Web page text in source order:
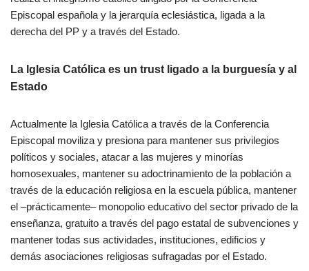
Episcopal española y la jerarquía eclesiástica, ligada a la
derecha del PP y a través del Estado.
La Iglesia Católica es un trust ligado a la burguesía y al
Estado
Actualmente la Iglesia Católica a través de la Conferencia
Episcopal moviliza y presiona para mantener sus privilegios
políticos y sociales, atacar a las mujeres y minorías
homosexuales, mantener su adoctrinamiento de la población a
través de la educación religiosa en la escuela pública, mantener
el –prácticamente– monopolio educativo del sector privado de la
enseñanza, gratuito a través del pago estatal de subvenciones y
mantener todas sus actividades, instituciones, edificios y
demás asociaciones religiosas sufragadas por el Estado.